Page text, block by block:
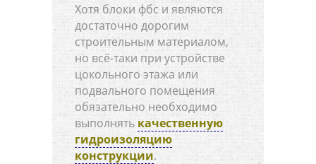
Хотя блоки фбс и являются
достаточно дорогим
строительным материалом,
но всё-таки при устройстве
цокольного этажа или
подвального помещения
обязательно необходимо
выполнять качественную
гидроизоляцию
конструкции.